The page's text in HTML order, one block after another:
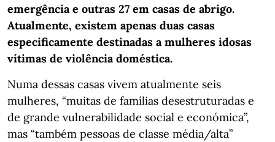
emergência e outras 27 em casas de abrigo.
Atualmente, existem apenas duas casas
especificamente destinadas a mulheres idosas
vítimas de violência doméstica.
Numa dessas casas vivem atualmente seis
mulheres, “muitas de famílias desestruturadas e
de grande vulnerabilidade social e económica”,
mas “também pessoas de classe média/alta”